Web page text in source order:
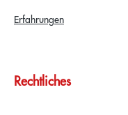
Erfahrungen
Rechtliches